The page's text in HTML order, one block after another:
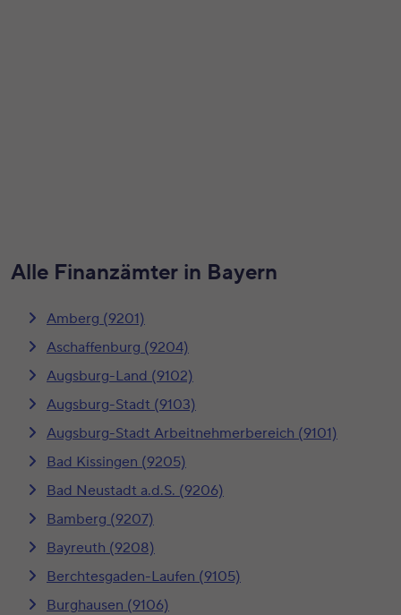
Alle Finanzämter in Bayern
Amberg (9201)
Aschaffenburg (9204)
Augsburg-Land (9102)
Augsburg-Stadt (9103)
Augsburg-Stadt Arbeitnehmerbereich (9101)
Bad Kissingen (9205)
Bad Neustadt a.d.S. (9206)
Bamberg (9207)
Bayreuth (9208)
Berchtesgaden-Laufen (9105)
Burghausen (9106)